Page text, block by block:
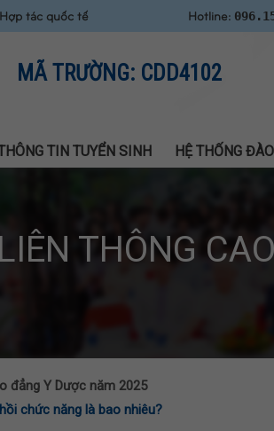
Hợp tác quốc tế Hotline:
MÃ TRƯỜNG: CDD4102
TIN TUYỂN SINH HỆ THỐNG
THÔNG
đẳng Y Dược năm 2025
chức năng là bao nhiêu?